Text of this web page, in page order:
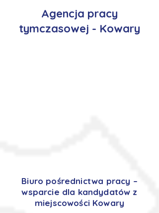
Agencja pracy
tymczasowej - Kowary
Biuro pośrednictwa pracy –
wsparcie dla kandydatów z
miejscowości Kowary